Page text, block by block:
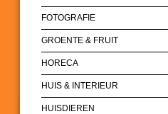
FOTOGRAFIE
GROENTE & FRUIT
HORECA
HUIS & INTERIEUR
HUISDIEREN